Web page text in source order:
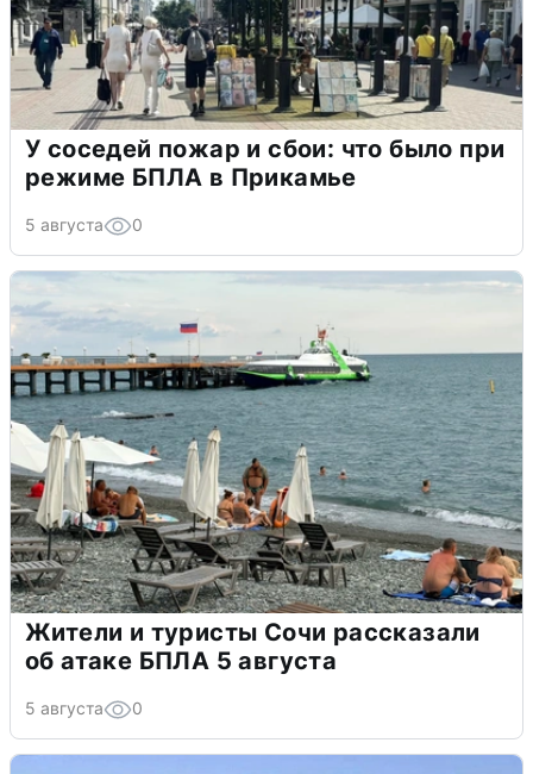
У соседей пожар и сбои: что было при
режиме БПЛА в Прикамье
5 августа 0
Жители и туристы Сочи рассказали
об атаке БПЛА 5 августа
5 августа 0